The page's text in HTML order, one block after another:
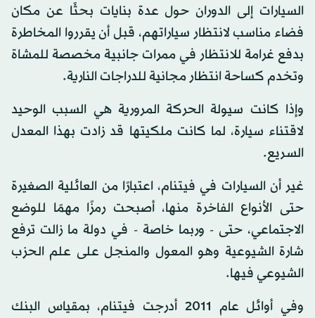
السيارات إلى الدوران حول عدة بنايات بحثًا عن مكان
فضاء مناسب لانتظار سياراتهم، قبل أن يقرروا المخاطرة
بدفع غرامة للانتظار في ممرات جانبية مخصصة للمشاة
وتخدم كساحة انتظار مجانية للدراجات النارية.
وإذا كانت سيولة الحركة المرورية هي السبب الوحيد
لاقتناء سيارة، لما كانت ملكيتها قد زادت بهذا المعدل
السريع.
غير أن السيارات في فيتنام، اعتبارًا من العائلية الصغيرة
حتى الأنواع الفاخرة منها، أصبحت رمزًا مهمًا للوضع
الاجتماعي، حتى - وربما خاصة - في دولة ما زالت ترفع
شارة الشيوعية وهو المعول والمنجل على علم الحزب
الشيوعي فيها.
وفي أوائل عام 2011 أدرجت فيتنام، بمقياس البنك